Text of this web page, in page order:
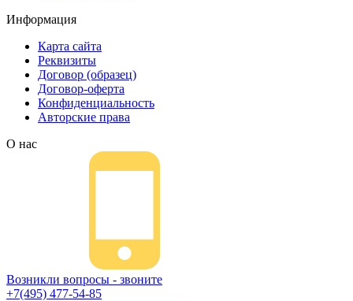
Информация
Карта сайта
Реквизиты
Договор (образец)
Договор-оферта
Конфиденциальность
Авторские права
О нас
Возникли вопросы - звоните
+7(495) 477-54-85